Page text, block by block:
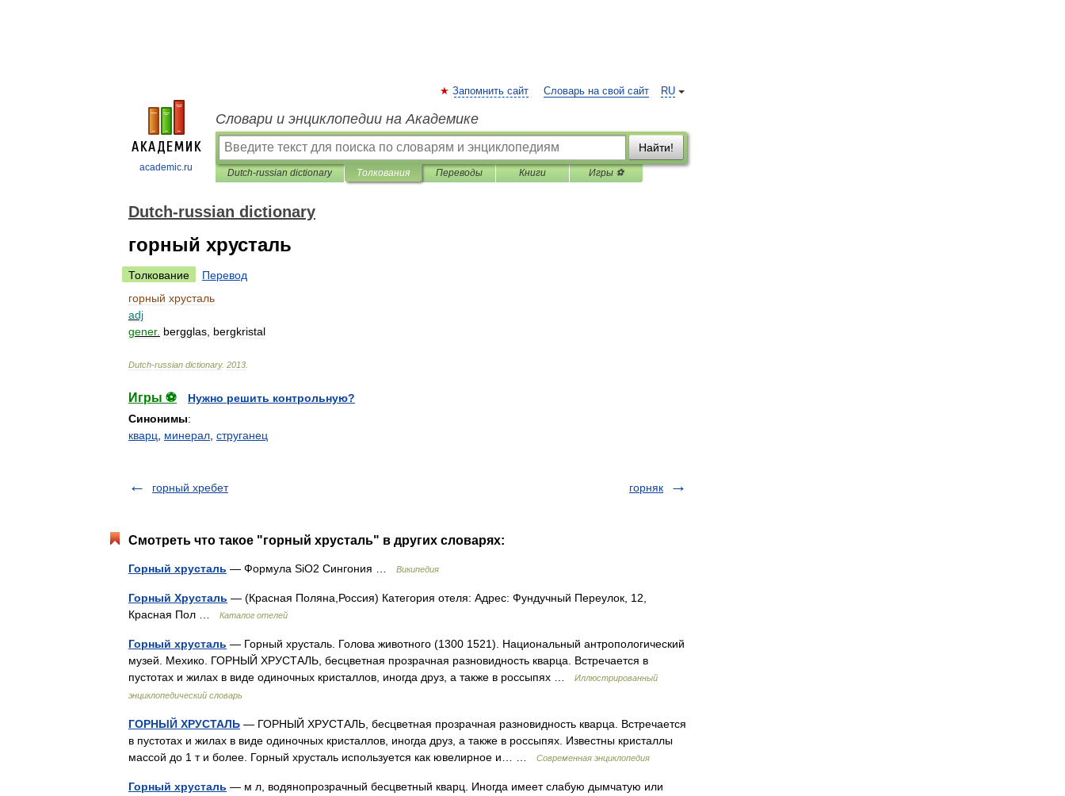
academic.ru
RU
Запомнить сайт Словарь на свой сайт
Словари и энциклопедии на Академике
Найти!
Dutch-russian dictionary Толкования Переводы Книги Игры ⚽
Dutch-russian dictionary
горный хрусталь
Толкование
Перевод
горный хрусталь
adj
gener. bergglas bergkristal
Dutch-russian dictionary. 2013
Игры ⚽
Нужно решить контрольную?
Синонимы:
кварц
минерал струганец
горный хребет горняк
Смотреть что такое "горный хрусталь" в других словарях:
Горный хрусталь — Формула SiO2 Сингония … Википедия
Горный Хрусталь — (Красная Поляна,Россия) Категория отеля: Адрес: Фундучный Переулок, 12,
Красная Пол …
Каталог отелей
Горный хрусталь — Горный хрусталь. Голова животного (1300 1521). Национальный антропологический
музей. Мехико. ГОРНЫЙ ХРУСТАЛЬ, бесцветная прозрачная разновидность кварца. Встречается в
пустотах и жилах в виде одиночных кристаллов, иногда друз, а также в россыпях …
Иллюстрированный
энциклопедический словарь
ГОРНЫЙ ХРУСТАЛЬ — ГОРНЫЙ ХРУСТАЛЬ, бесцветная прозрачная разновидность кварца. Встречается
в пустотах и жилах в виде одиночных кристаллов, иногда друз, а также в россыпях. Известны кристаллы
массой до 1 т и более. Горный хрусталь используется как ювелирное и… …
Современная энциклопедия
Горный хрусталь — м л, водянопрозрачный бесцветный кварц. Иногда имеет слабую дымчатую или